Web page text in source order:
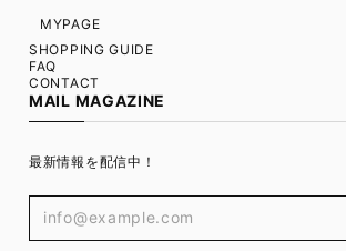
MYPAGE
SHOPPING GUIDE
FAQ
CONTACT
MAIL MAGAZINE
最新情報を配信中！